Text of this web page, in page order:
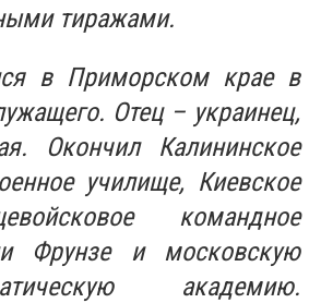
тиражами.
в Приморском крае в
Отец – украинец,
Окончил Калининское
училище, Киевское
командное
Фрунзе и московскую
академию.